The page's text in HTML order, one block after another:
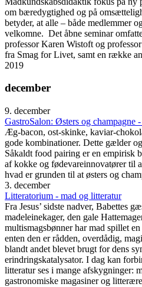
om bæredygtighed og på
betyder, at alle – både medlemmer
velkomne. Det åbne seminar
professor Karen Wistoft og
fra Smag for Livet, samt en række
2019
december
9. december
GastroSalon: Østers og champagne
Æg-bacon, ost-skinke, kaviar-
gode kombinationer. Dette gælder
Såkaldt food pairing er en empirisk
af kokke og fødevareinnovatører til
hvad er grunden til at østers og
3. december
Litteratorium - mad og litteratur
Fra Jesus’ sidste nadver, Babettes
madeleinekager, den gale
multismagsbønner har mad spillet
enten den er rådden, overdådig,
blandt andet blevet brugt for dens
erindringskatalysator. I dag kan
litteratur ses i mange afskygninger:
gastronomiske magasiner og